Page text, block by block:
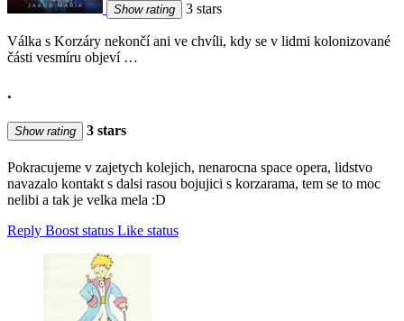
Show rating 3 stars
Válka s Korzáry nekončí ani ve chvíli, kdy se v lidmi kolonizované
části vesmíru objeví …
.
Show rating 3 stars
Pokracujeme v zajetych kolejich, nenarocna space opera, lidstvo
navazalo kontakt s dalsi rasou bojujici s korzarama, tem se to moc
nelibi a tak je velka mela :D
Reply Boost status Like status